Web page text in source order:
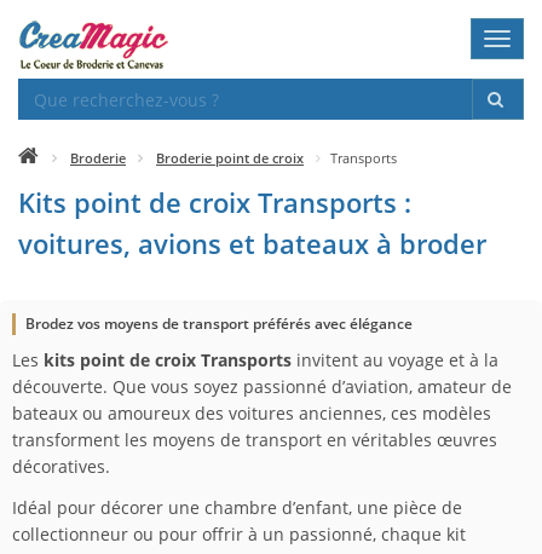
Broderie Broderie point de croix Transports
Kits point de croix Transports :
voitures, avions et bateaux à broder
Brodez vos moyens de transport préférés avec élégance
Les kits point de croix Transports invitent au voyage et à la
découverte. Que vous soyez passionné d’aviation, amateur de
bateaux ou amoureux des voitures anciennes, ces modèles
transforment les moyens de transport en véritables œuvres
décoratives.
Idéal pour décorer une chambre d’enfant, une pièce de
collectionneur ou pour offrir à un passionné, chaque kit